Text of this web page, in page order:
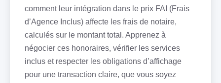
comment leur intégration dans le prix FAI (Frais
d’Agence Inclus) affecte les frais de notaire,
calculés sur le montant total. Apprenez à
négocier ces honoraires, vérifier les services
inclus et respecter les obligations d’affichage
pour une transaction claire, que vous soyez